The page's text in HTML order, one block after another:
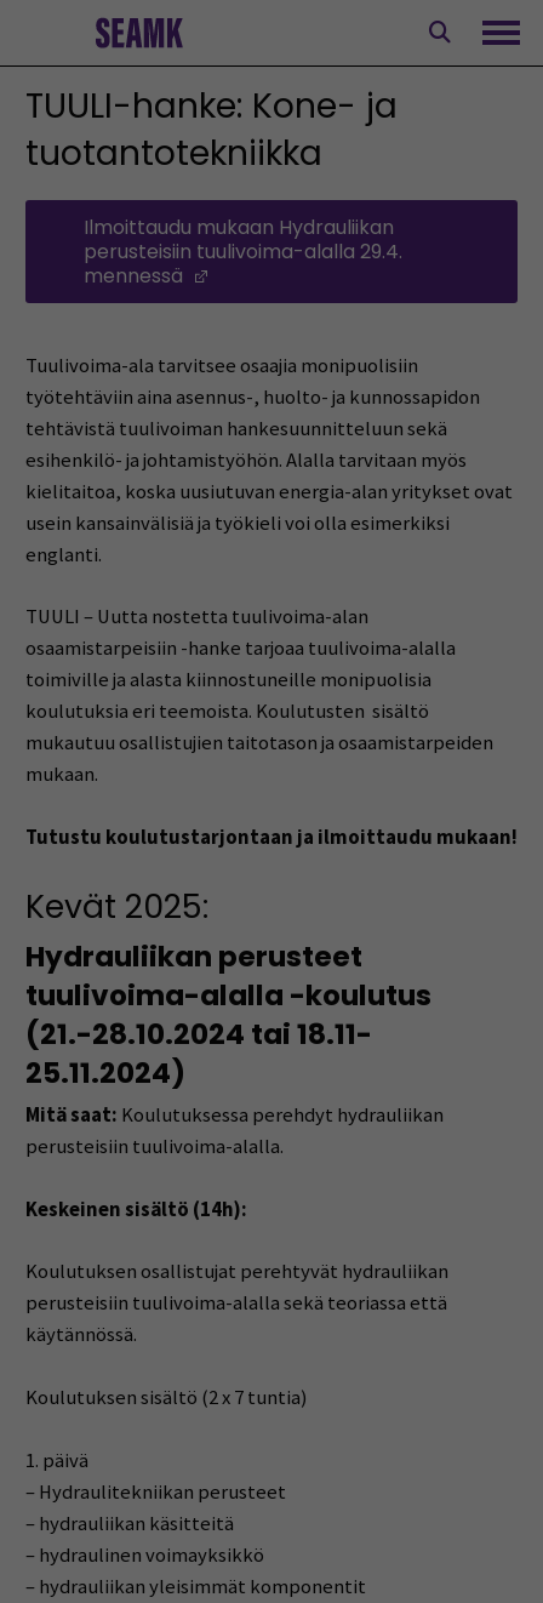
TUULI-hanke: Kone- ja
tuotantotekniikka
Ilmoittaudu mukaan Hydrauliikan
perusteisiin tuulivoima-alalla 29.4.
mennessä
Tuulivoima-ala tarvitsee osaajia monipuolisiin
työtehtäviin aina asennus-, huolto- ja kunnossapidon
tehtävistä tuulivoiman hankesuunnitteluun sekä
esihenkilö- ja johtamistyöhön. Alalla tarvitaan myös
kielitaitoa, koska uusiutuvan energia-alan yritykset ovat
usein kansainvälisiä ja työkieli voi olla esimerkiksi
englanti.
TUULI – Uutta nostetta tuulivoima-alan
osaamistarpeisiin -hanke tarjoaa tuulivoima-alalla
toimiville ja alasta kiinnostuneille monipuolisia
koulutuksia eri teemoista. Koulutusten sisältö
mukautuu osallistujien taitotason ja osaamistarpeiden
mukaan.
Tutustu koulutustarjontaan ja ilmoittaudu mukaan!
Kevät 2025:
Hydrauliikan perusteet
tuulivoima-alalla -koulutus
(21.-28.10.2024 tai 18.11-
25.11.2024)
Mitä saat: Koulutuksessa perehdyt hydrauliikan
perusteisiin tuulivoima-alalla.
Keskeinen sisältö (14h):
Koulutuksen osallistujat perehtyvät hydrauliikan
perusteisiin tuulivoima-alalla sekä teoriassa että
käytännössä.
Koulutuksen sisältö (2 x 7 tuntia)
1. päivä
– Hydraulitekniikan perusteet
– hydrauliikan käsitteitä
– hydraulinen voimayksikkö
– hydrauliikan yleisimmät komponentit